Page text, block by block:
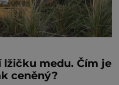
medu. Čím je
ceněný?